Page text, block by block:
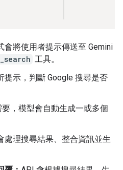
會將使用者提示傳送至 Gemini
工具。
提示，判斷 Google 搜尋是否
，模型會自動生成一或多個
處理搜尋結果、整合資訊並生